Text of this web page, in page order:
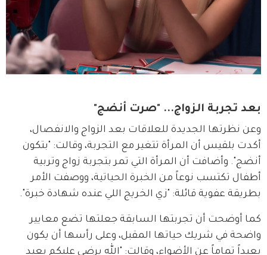
بعد تجربة الزواج... "صرت أنضج"
وعن نظرتها الجديدة للعلاقات بعد الزواج والانفصال،
أكدت بلقيس أن المرأة تتغير مع التجربة، وقالت: "بتكون
أنضج". وأضافت أن المرأة التي تمر بتجربة زواج وتربية
أطفال تكتسب نوعاً من الخبرة الحياتية، ووصفت الأمر
بطريقة عفوية قائلة: "زي الخريج اللي عنده شهادة خبرة".
كما أوضحت أن تجربتها السابقة جعلتها تضع معايير
واضحة في شريك حياتها المقبل، وعلى رأسها أن يكون
بعيداً تماماً عن الأضواء، وقالت: "الله يرضى عليكم بعيد